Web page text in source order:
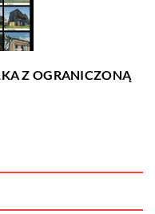
Z OGRANICZONĄ